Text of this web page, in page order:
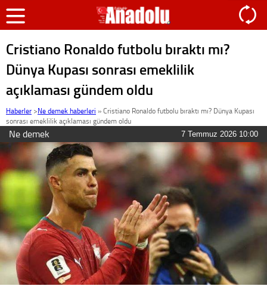
Cristiano Ronaldo futbolu bıraktı mı?
Dünya Kupası sonrası emeklilik
açıklaması gündem oldu
Haberler >Ne demek haberleri »Cristiano Ronaldo futbolu bıraktı mı? Dünya Kupası
sonrası emeklilik açıklaması gündem oldu
Ne demek 7 Temmuz 2026 10:00